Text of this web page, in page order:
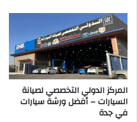
ي
ج
د
ة
المركز الدولي التخصصي لصيانة
السيارات – أفضل ورشة سيارات
في جدة